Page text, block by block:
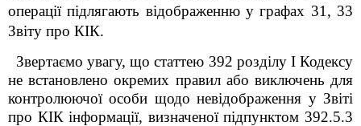
операції підлягають відображенню у графах 31, 33
Звіту про КІК.
Звертаємо увагу, що статтею 392 розділу IКодексу
не встановлено окремих правил або виключень для
контролюючої особи щодо невідображення у Звіті
про КІК інформації, визначеної підпунктом 392.5.3